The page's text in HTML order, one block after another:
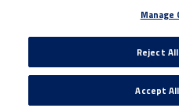
DISTRIBUCE BUNZL ČESKÁ
ZÁSADY OCHRANY OSOBNÍCH
Manage
Manage
Reject
Accept